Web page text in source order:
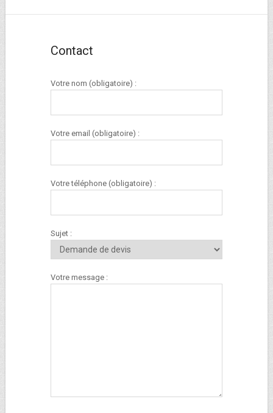
Contact
Votre nom (obligatoire) :
Votre email (obligatoire) :
Votre téléphone (obligatoire) :
Sujet :
Votre message :